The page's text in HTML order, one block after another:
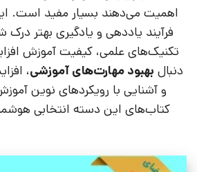
اهمیت می‌دهند بسیار مفید است.
فرآیند یاددهی و یادگیری بهتر درک
تکنیک‌های علمی، کیفیت آموزش
دنبال بهبود مهارت‌های آموزشی،
و آشنایی با رویکردهای نوین
کتاب‌های این دسته انتخابی